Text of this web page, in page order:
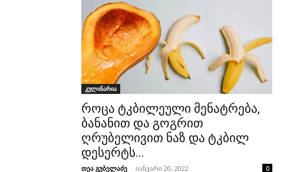
კულინარია
როცა ტკბილეული მენატრება,
ბანანით და გოგრით
ღრუბელივით ნაზ და ტკბილ
დესერტს...
თეა გუბელაძე - იანვარი 20, 2022 0